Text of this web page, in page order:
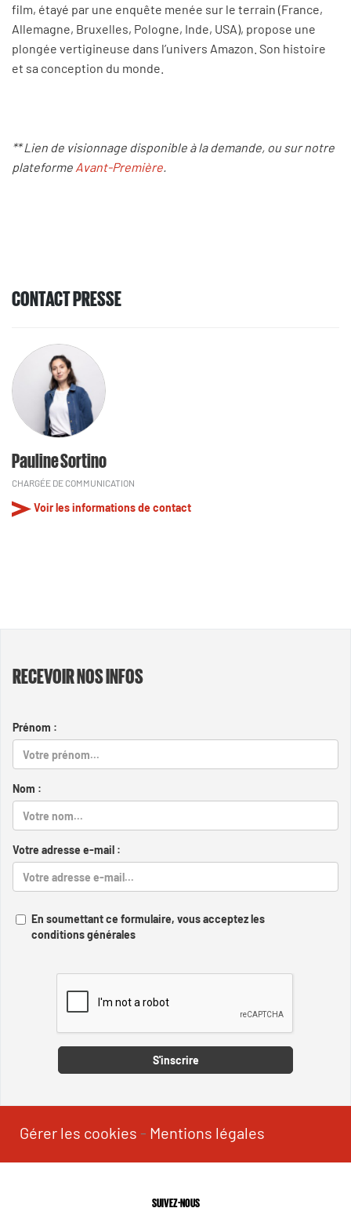
film, étayé par une enquête menée sur le terrain (France,
Allemagne, Bruxelles, Pologne, Inde, USA), propose une
plongée vertigineuse dans l’univers Amazon. Son histoire
et sa conception du monde.
** Lien de visionnage disponible à la demande, ou sur notre
plateforme Avant-Première.
CONTACT PRESSE
Pauline Sortino
CHARGÉE DE COMMUNICATION
Voir les informations de contact
RECEVOIR NOS INFOS
Prénom :
Nom :
Votre adresse e-mail :
En soumettant ce formulaire, vous acceptez les
conditions générales
S'inscrire
Gérer les cookies - Mentions légales
SUIVEZ-NOUS